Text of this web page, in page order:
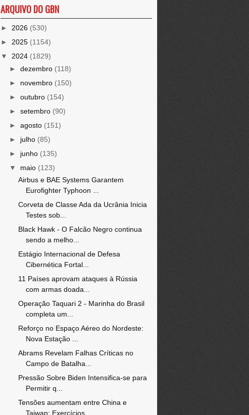
ARQUIVO DO GBN
► 2026 (530)
► 2025 (1154)
▼ 2024 (1829)
► dezembro (118)
► novembro (150)
► outubro (154)
► setembro (90)
► agosto (151)
► julho (85)
► junho (135)
▼ maio (123)
Airbus e BAE Systems Garantem
Eurofighter Typhoon ...
Corveta de Classe Ada da Ucrânia Inicia
Testes sob...
Black Hawk - O Falcão Negro continua
sendo a melho...
Estágio Internacional de Defesa
Cibernética Fortal...
11 Países aprovam ataques à Rússia
com armas doada...
Operação Taquari 2 - Marinha do Brasil
completa um...
Reforço no Espaço Aéreo do Nordeste:
Nova Estação ...
Abrams Revelam Falhas Críticas no
Campo de Batalha...
Pressão Sobre Biden Intensifica-se para
Permitir q...
Tensões aumentam entre China e
Taiwan: Exercícios ...